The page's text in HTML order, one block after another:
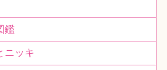
鑑
ニッキ